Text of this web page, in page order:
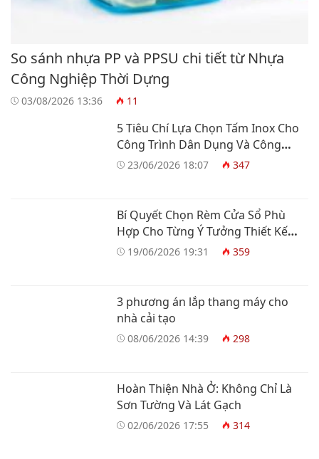
So sánh nhựa PP và PPSU chi tiết từ Nhựa
Công Nghiệp Thời Dựng
03/08/2026 13:36 11
5 Tiêu Chí Lựa Chọn Tấm Inox Cho
Công Trình Dân Dụng Và Công
Nghiệp
23/06/2026 18:07 347
Bí Quyết Chọn Rèm Cửa Sổ Phù
Hợp Cho Từng Ý Tưởng Thiết Kế
Nhà Ở
19/06/2026 19:31 359
3 phương án lắp thang máy cho
nhà cải tạo
08/06/2026 14:39 298
Hoàn Thiện Nhà Ở: Không Chỉ Là
Sơn Tường Và Lát Gạch
02/06/2026 17:55 314